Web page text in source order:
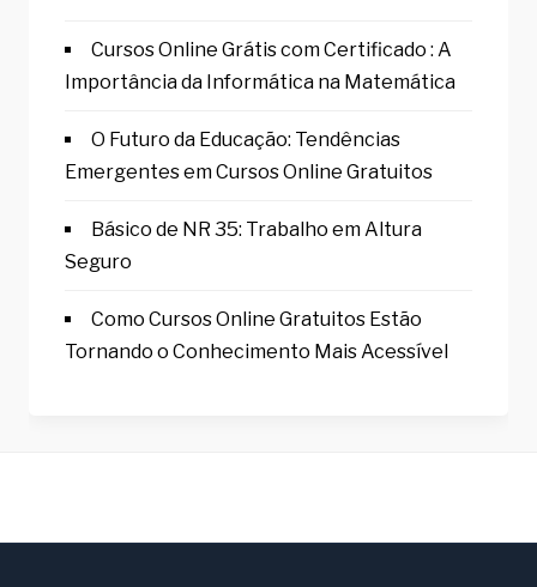
Cursos Online Grátis com Certificado : A
Importância da Informática na Matemática
O Futuro da Educação: Tendências
Emergentes em Cursos Online Gratuitos
Básico de NR 35: Trabalho em Altura
Seguro
Como Cursos Online Gratuitos Estão
Tornando o Conhecimento Mais Acessível